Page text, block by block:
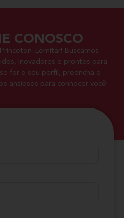
CONOSCO
Lemitar! Buscamos
inovadores e prontos para
for o seu perfil, preencha o
ansiosos para conhecer você!